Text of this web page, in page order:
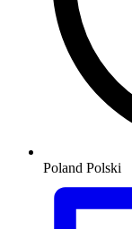
Poland Polski